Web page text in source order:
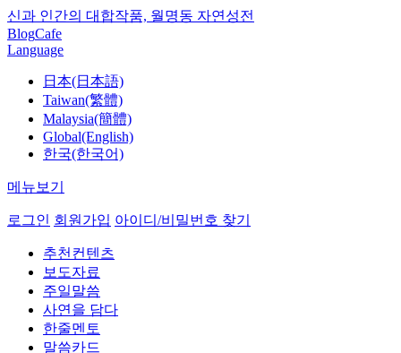
신과 인간의 대합작품, 월명동 자연성전
BlogCafe
Language
日本(日本語)
Taiwan(繁體)
Malaysia(簡體)
Global(English)
한국(한국어)
메뉴보기
로그인 회원가입 아이디/비밀번호 찾기
추천컨텐츠
보도자료
주일말씀
사연을 담다
한줄멘토
말씀카드